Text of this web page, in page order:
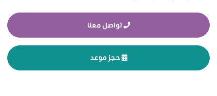
تواصل معنا
حجز موعد